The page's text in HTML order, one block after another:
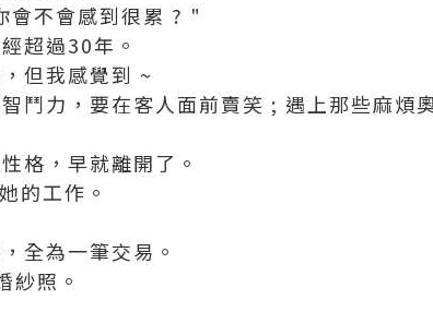
會不會感到很累 ? "
超過30年。
但我感覺到 ~
鬥力，要在客人面前賣笑 ; 遇上那些麻煩
格，早就離開了。
的工作。
全為一筆交易。
紗照。